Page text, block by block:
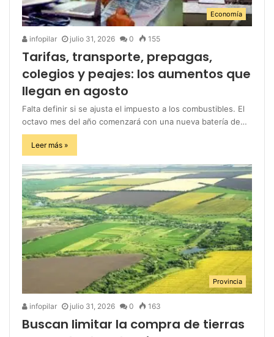
Economía
infopilar julio 31, 2026 0 155
Tarifas, transporte, prepagas,
colegios y peajes: los aumentos que
llegan en agosto
Falta definir si se ajusta el impuesto a los combustibles. El
octavo mes del año comenzará con una nueva batería de…
Leer más »
Provincia
infopilar julio 31, 2026 0 163
Buscan limitar la compra de tierras